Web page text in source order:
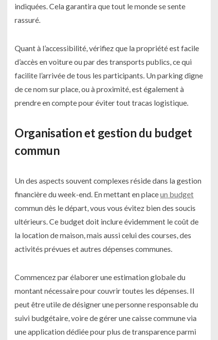
indiquées. Cela garantira que tout le monde se sente
rassuré.
Quant à l’accessibilité, vérifiez que la propriété est facile
d’accès en voiture ou par des transports publics, ce qui
facilite l’arrivée de tous les participants. Un parking digne
de ce nom sur place, ou à proximité, est également à
prendre en compte pour éviter tout tracas logistique.
Organisation et gestion du budget
commun
Un des aspects souvent complexes réside dans la gestion
financière du week-end. En mettant en placeun budget
commun dès le départ, vous vous évitez bien des soucis
ultérieurs. Ce budget doit inclure évidemment le coût de
la location de maison, mais aussi celui des courses, des
activités prévues et autres dépenses communes.
Commencez par élaborer une estimation globale du
montant nécessaire pour couvrir toutes les dépenses. Il
peut être utile de désigner une personne responsable du
suivi budgétaire, voire de gérer une caisse commune via
une application dédiée pour plus de transparence parmi